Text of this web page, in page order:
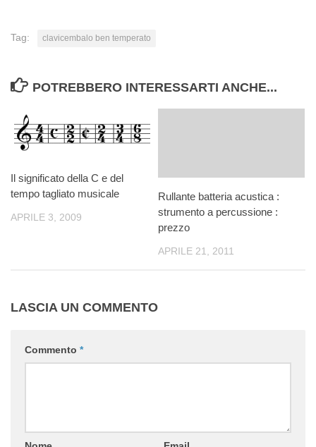
Tag: clavicembalo ben temperato
POTREBBERO INTERESSARTI ANCHE...
Il significato della C e del
tempo tagliato musicale
APRILE 3, 2009
Rullante batteria acustica :
strumento a percussione :
prezzo
APRILE 21, 2011
LASCIA UN COMMENTO
Commento *